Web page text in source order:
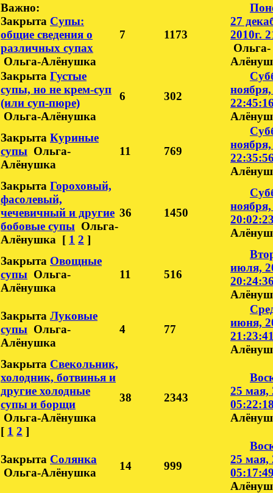
Важно:
Закрыта Супы:
общие сведения о
различных супах
Ольга-Алёнушка
7 1173
27
2010г.
Ольга-
Закрыта Густые
супы, но не крем-суп
(или суп-пюре)
Ольга-Алёнушка
6 302
ноября,
Закрыта Куриные
супы Ольга-
Алёнушка
11 769
ноября,
Закрыта Гороховый,
фасолевый,
чечевичный и другие
бобовые супы Ольга-
Алёнушка [ 1 2 ]
36 1450
ноября,
Закрыта Овощные
супы Ольга-
Алёнушка
11 516
июля,
Закрыта Луковые
супы Ольга-
Алёнушка
4 77
июня,
Закрыта Свекольник,
холодник, ботвинья и
другие холодные
супы и борщи
Ольга-Алёнушка
[ 1 2 ]
38 2343
25 мая,
Закрыта Солянка
Ольга-Алёнушка
14 999
25 мая,